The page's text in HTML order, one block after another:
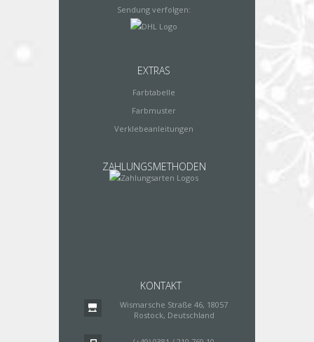
Sendung verfolgen:
EXTRAS
Farbtabelle
Farbmuster
Verklebeanleitungen
ZAHLUNGSMETHODEN
KONTAKT
Wismarsche Straße 46, 18057
Rostock, Deutschland